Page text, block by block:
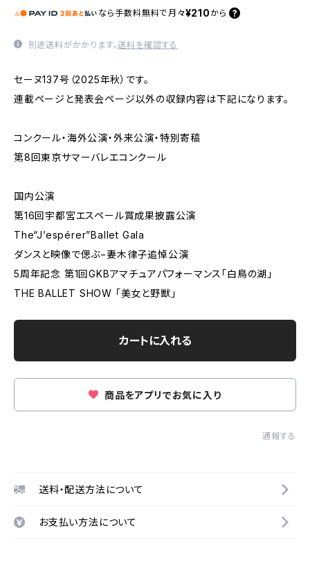
なら 手数料無料で 月々¥210 から
別途送料がかかります。送料を確認する
セーヌ137号（2025年秋）です。
連載ページと発表会ページ以外の収録内容は下記になります。
コンクール・海外公演・外来公演・特別寄稿
第8回東京サマーバレエコンクール
国内公演
第16回宇都宮エスペール賞成果披露公演
The“J’espérer”Ballet Gala
ダンスと映像で偲ぶ−妻木律子追悼公演
5周年記念 第1回GKBアマチュアパフォーマンス「白鳥の湖」
THE BALLET SHOW 「美女と野獣」
カートに入れる
商品をアプリでお気に入り
通報する
送料・配送方法について
お支払い方法について